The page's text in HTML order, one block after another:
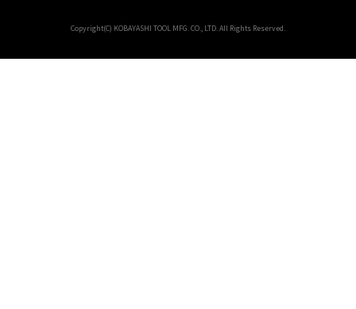
Copyright(C) KOBAYASHI TOOL MFG. CO., LTD. All Rights Reserved.